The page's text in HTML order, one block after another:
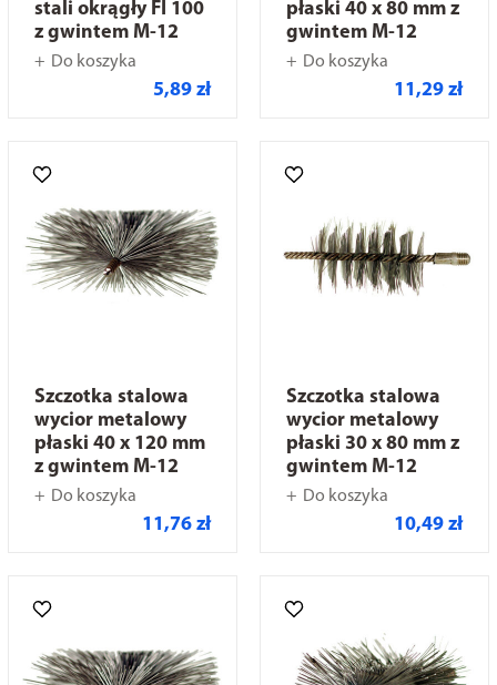
stali okrągły FI 100
z gwintem M-12
Do koszyka
5,89 zł
płaski 40 x 80 mm z
gwintem M-12
Do koszyka
11,29 zł
Szczotka stalowa
wycior metalowy
płaski 40 x 120 mm
z gwintem M-12
Do koszyka
11,76 zł
Szczotka stalowa
wycior metalowy
płaski 30 x 80 mm z
gwintem M-12
Do koszyka
10,49 zł